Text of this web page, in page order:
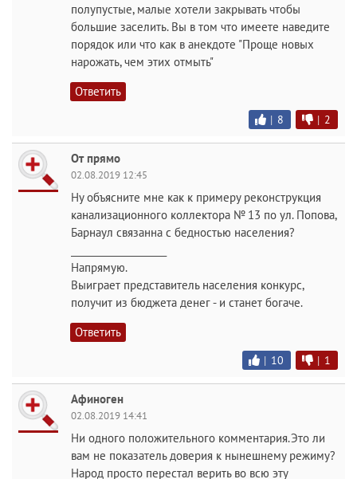
полупустые, малые хотели закрывать чтобы
большие заселить. Вы в том что имеете наведите
порядок или что как в анекдоте "Проще новых
нарожать, чем этих отмыть"
Ответить
| 8 | 2
От прямо
02.08.2019 12:45
Ну объясните мне как к примеру реконструкция
канализационного коллектора № 13 по ул. Попова,
Барнаул связанна с бедностью населения?
Напрямую.
Выиграет представитель населения конкурс,
получит из бюджета денег - и станет богаче.
Ответить
| 10 | 1
Афиноген
02.08.2019 14:41
Ни одного положительного комментария.Это ли
вам не показатель доверия к нынешнему режиму?
Народ просто перестал верить во всю эту